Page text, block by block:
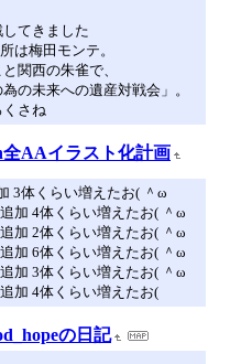
てきました
は梅田モンテ。
関西の朱雀で、
の未来への遺産対戦会」。
さね
全AAイラスト化計画
3体くらい増えたお( ＾ω
加 4体くらい増えたお( ＾ω
加 2体くらい増えたお( ＾ω
加 6体くらい増えたお( ＾ω
加 3体くらい増えたお( ＾ω
加 4体くらい増えたお(
の日記